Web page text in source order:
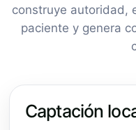
construye autoridad,
paciente y genera
Captación